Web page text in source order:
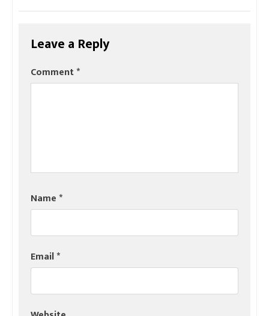
Leave a Reply
Comment*
Name*
Email*